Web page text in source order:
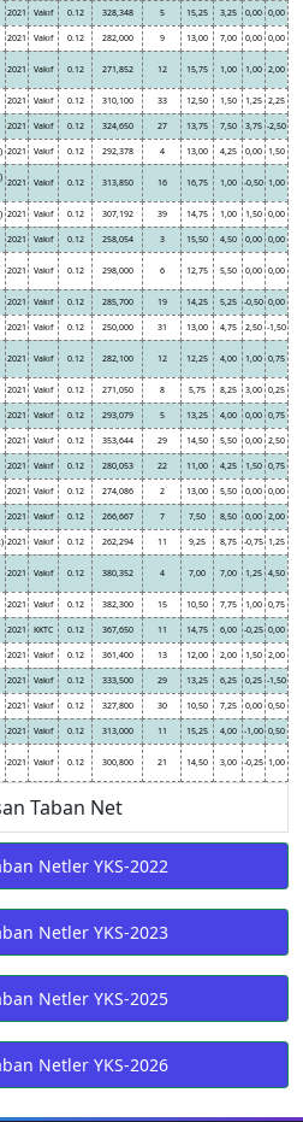
2021 Vakıf 0.12 328,348 5 15,25 3,25 0,00 0,00
2021 Vakıf 0.12 282,000 9 13,00 7,00 0,00 0,00
2021 Vakıf 0.12 271,852 12 15,75 1,00 1,00 2,00
2021 Vakıf 0.12 310,100 33 12,50 1,50 1,25 2,25
2021 Vakıf 0.12 324,650 27 13,75 7,50 3,75 -2,50
2021 Vakıf 0.12 292,378 4 13,00 4,25 0,00 1,50
2021 Vakıf 0.12 313,850 16 16,75 1,00 -0,50 1,00
2021 Vakıf 0.12 307,192 39 14,75 1,00 1,50 0,00
2021 Vakıf 0.12 258,054 3 15,50 4,50 0,00 0,00
2021 Vakıf 0.12 298,000 6 12,75 5,50 0,00 0,00
2021 Vakıf 0.12 285,700 19 14,25 5,25 -0,50 0,00
2021 Vakıf 0.12 250,000 31 13,00 4,75 2,50 -1,50
2021 Vakıf 0.12 282,100 12 12,25 4,00 1,00 0,75
2021 Vakıf 0.12 271,050 8 5,75 8,25 3,00 0,25
2021 Vakıf 0.12 293,079 5 13,25 4,00 0,00 0,75
2021 Vakıf 0.12 353,644 29 14,50 5,50 0,00 2,50
2021 Vakıf 0.12 280,053 22 11,00 4,25 1,50 0,75
2021 Vakıf 0.12 274,086 2 13,00 5,50 0,00 0,00
2021 Vakıf 0.12 266,667 7 7,50 8,50 0,00 2,00
2021 Vakıf 0.12 262,294 11 9,25 8,75 -0,75 1,25
2021 Vakıf 0.12 380,352 4 7,00 7,00 1,25 4,50
2021 Vakıf 0.12 382,300 15 10,50 7,75 1,00 0,75
2021 KKTC 0.12 367,650 11 14,75 6,00 -0,25 0,00
2021 Vakıf 0.12 361,400 13 12,00 2,00 1,50 2,00
2021 Vakıf 0.12 333,500 29 13,25 6,25 0,25 -1,50
2021 Vakıf 0.12 327,800 30 10,50 7,25 0,00 0,50
2021 Vakıf 0.12 313,000 11 15,25 4,00 -1,00 0,50
2021 Vakıf 0.12 300,800 21 14,50 3,00 -0,25 1,00
Taban Net
Netler YKS-2022
Netler YKS-2023
Netler YKS-2025
Netler YKS-2026